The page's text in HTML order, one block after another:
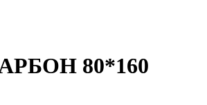
80*160